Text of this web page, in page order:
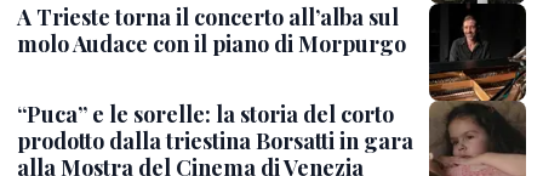
A Trieste torna il concerto all’alba sul
molo Audace con il piano di Morpurgo
“Puca” e le sorelle: la storia del corto
prodotto dalla triestina Borsatti in gara
alla Mostra del Cinema di Venezia